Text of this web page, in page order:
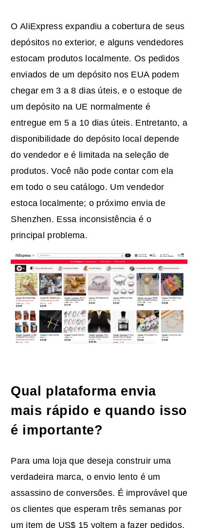
O AliExpress expandiu a cobertura de seus
depósitos no exterior, e alguns vendedores
estocam produtos localmente. Os pedidos
enviados de um depósito nos EUA podem
chegar em 3 a 8 dias úteis, e o estoque de
um depósito na UE normalmente é
entregue em 5 a 10 dias úteis. Entretanto, a
disponibilidade do depósito local depende
do vendedor e é limitada na seleção de
produtos. Você não pode contar com ela
em todo o seu catálogo. Um vendedor
estoca localmente; o próximo envia de
Shenzhen. Essa inconsistência é o
principal problema.
Qual plataforma envia
mais rápido e quando isso
é importante?
Para uma loja que deseja construir uma
verdadeira marca, o envio lento é um
assassino de conversões. É improvável que
os clientes que esperam três semanas por
um item de US$ 15 voltem a fazer pedidos,